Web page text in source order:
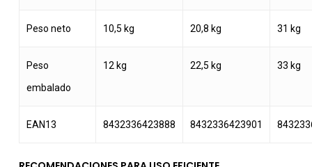
Peso neto 10,5 kg 20,8 kg 31 kg
Peso
embalado
12 kg 22,5 kg 33 kg
EAN13 8432336423888 8432336423901